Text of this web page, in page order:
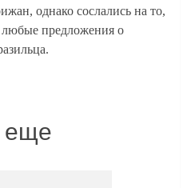
однако сослались на то,
любые предложения о
еще